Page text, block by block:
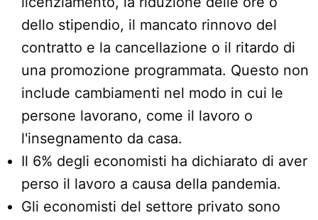
dello stipendio, il mancato rinnovo del
contratto e la cancellazione o il ritardo di
una promozione programmata. Questo non
include cambiamenti nel modo in cui le
persone lavorano, come il lavoro o
l'insegnamento da casa.
Il 6% degli economisti ha dichiarato di aver
perso il lavoro a causa della pandemia.
Gli economisti del settore privato sono